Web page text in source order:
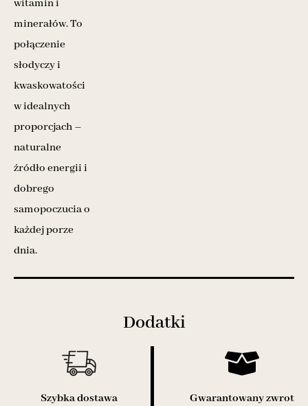
witamin i
minerałów. To
połączenie
słodyczy i
kwaskowatości
w idealnych
proporcjach –
naturalne
źródło energii i
dobrego
samopoczucia o
każdej porze
dnia.
Dodatki
Szybka dostawa
Gwarantowany zwrot